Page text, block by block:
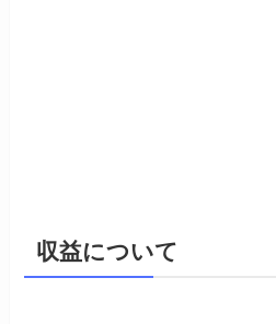
収益について